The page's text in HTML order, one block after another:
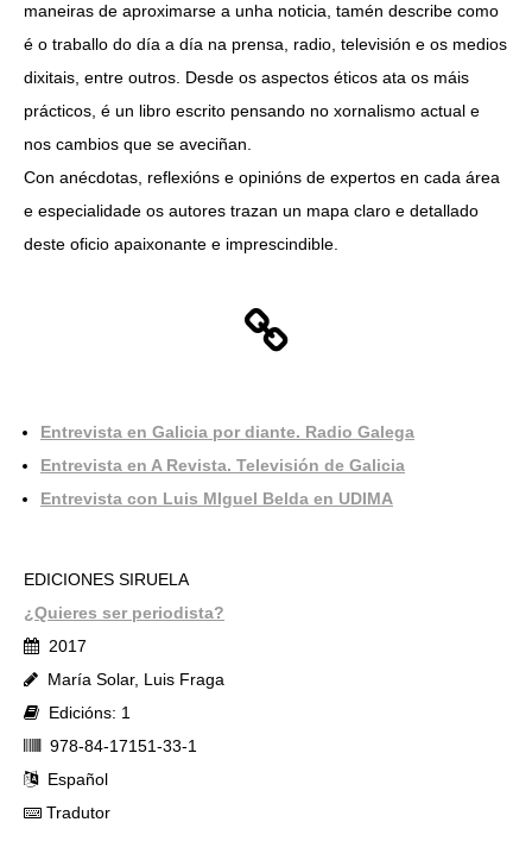
maneiras de aproximarse a unha noticia, tamén describe como
é o traballo do día a día na prensa, radio, televisión e os medios
dixitais, entre outros. Desde os aspectos éticos ata os máis
prácticos, é un libro escrito pensando no xornalismo actual e
nos cambios que se aveciñan.
Con anécdotas, reflexións e opinións de expertos en cada área
e especialidade os autores trazan un mapa claro e detallado
deste oficio apaixonante e imprescindible.
Entrevista en Galicia por diante. Radio Galega
Entrevista en A Revista. Televisión de Galicia
Entrevista con Luis MIguel Belda en UDIMA
EDICIONES SIRUELA
¿Quieres ser periodista?
2017
María Solar, Luis Fraga
Edicións: 1
978-84-17151-33-1
Español
Tradutor